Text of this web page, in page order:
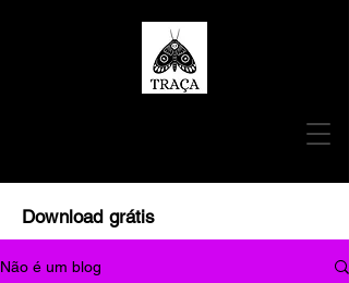
Download grátis
Não é um blog